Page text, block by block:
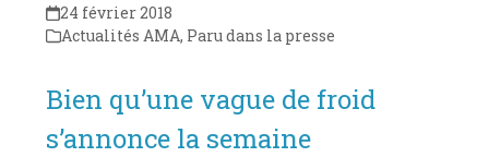
24 février 2018
Actualités AMA, Paru dans la presse
Bien qu’une vague de froid
s’annonce la semaine